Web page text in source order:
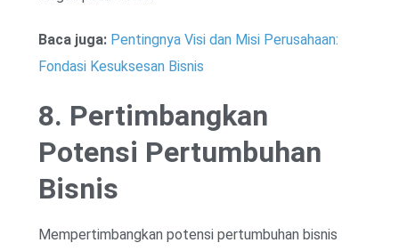
Baca juga: Pentingnya Visi dan Misi Perusahaan:
Fondasi Kesuksesan Bisnis
8. Pertimbangkan
Potensi Pertumbuhan
Bisnis
Mempertimbangkan potensi pertumbuhan bisnis